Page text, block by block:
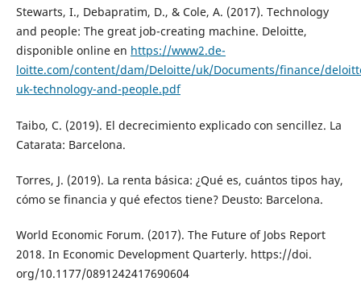
Stewarts, I., Debapratim, D., & Cole, A. (2017). Technology
and people: The great job-creating machine. Deloitte,
disponible online en https://www2.de-
loitte.com/content/dam/Deloitte/uk/Documents/finance/
uk-technology-and-people.pdf
Taibo, C. (2019). El decrecimiento explicado con sencillez. La
Catarata: Barcelona.
Torres, J. (2019). La renta básica: ¿Qué es, cuántos tipos hay,
cómo se financia y qué efectos tiene? Deusto: Barcelona.
World Economic Forum. (2017). The Future of Jobs Report
2018. In Economic Development Quarterly. https://doi.
org/10.1177/0891242417690604